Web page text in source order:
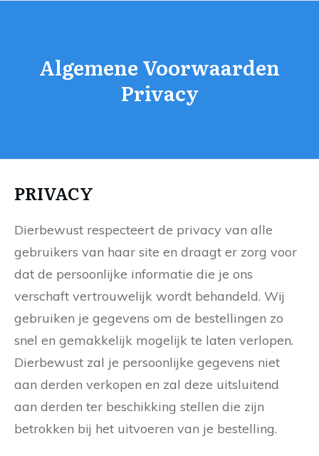
Algemene Voorwaarden
Privacy
PRIVACY
Dierbewust respecteert de privacy van alle
gebruikers van haar site en draagt er zorg voor
dat de persoonlijke informatie die je ons
verschaft vertrouwelijk wordt behandeld. Wij
gebruiken je gegevens om de bestellingen zo
snel en gemakkelijk mogelijk te laten verlopen.
Dierbewust zal je persoonlijke gegevens niet
aan derden verkopen en zal deze uitsluitend
aan derden ter beschikking stellen die zijn
betrokken bij het uitvoeren van je bestelling.